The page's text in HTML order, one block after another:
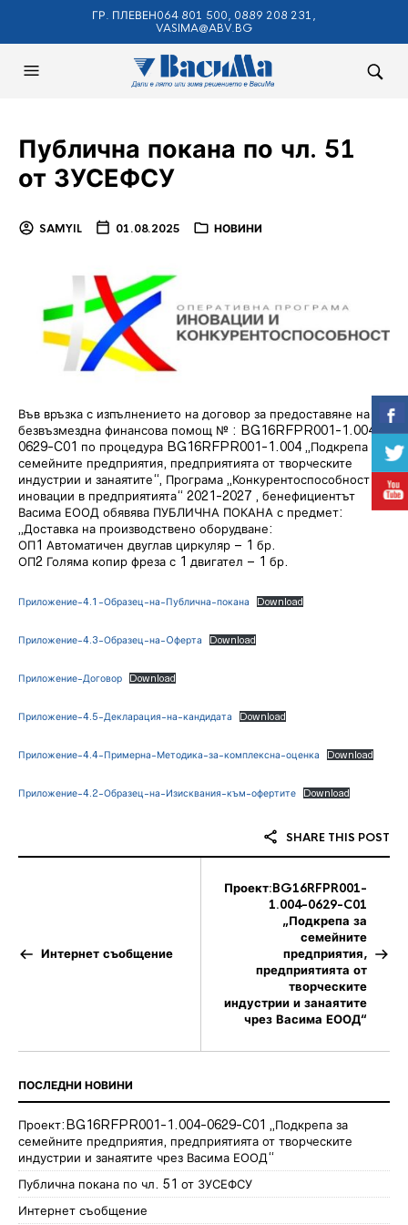
ГР. ПЛЕВЕН064 801 500, 0889 208 231,
VASIMA@ABV.BG
Публична покана по чл. 51
от ЗУСЕФСУ
SAMYIL 01.08.2025 НОВИНИ
Във връзка с изпълнението на договор за предоставяне на
безвъзмездна финансова помощ № : BG16RFPR001-1.004-
0629-C01 по процедура BG16RFPR001-1.004 „Подкрепа за
семейните предприятия, предприятията от творческите
индустрии и занаятите“, Програма „Конкурентоспособност и
иновации в предприятията“ 2021-2027 , бенефициентът
Васима ЕООД обявява ПУБЛИЧНА ПОКАНА с предмет:
„Доставка на производствено оборудване:
ОП1 Автоматичен двуглав циркуляр – 1 бр.
ОП2 Голяма копир фреза с 1 двигател – 1 бр.
Приложение-4.1-Образец-на-Публична-покана Download
Приложение-4.3-Образец-на-Oферта Download
Приложение-Договор Download
Приложение-4.5-Декларация-на-кандидата Download
Приложение-4.4-Примерна-Методика-за-комплексна-оценка Download
Приложение-4.2-Образец-на-Изисквания-към-офертите Download
SHARE THIS POST
Интернет съобщение
Проект:BG16RFPR001-
1.004-0629-C01
„Подкрепа за
семейните
предприятия,
предприятията от
творческите
индустрии и занаятите
чрез Васима ЕООД“
ПОСЛЕДНИ НОВИНИ
Проект:BG16RFPR001-1.004-0629-C01 „Подкрепа за
семейните предприятия, предприятията от творческите
индустрии и занаятите чрез Васима ЕООД“
Публична покана по чл. 51 от ЗУСЕФСУ
Интернет съобщение